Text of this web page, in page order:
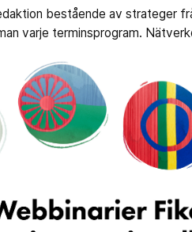
bestående av strateger
varje terminsprogram.